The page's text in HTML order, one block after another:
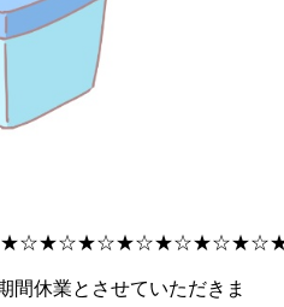
間休業とさせていただきま